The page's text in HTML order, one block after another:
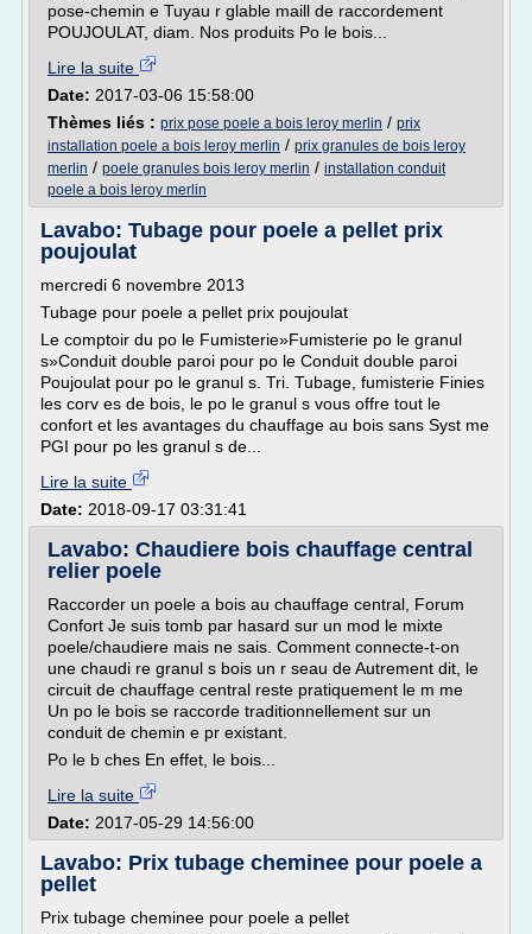
pose-chemin e Tuyau r glable maill de raccordement
POUJOULAT, diam. Nos produits Po le bois...
Lire la suite
Date: 2017-03-06 15:58:00
Thèmes liés : prix pose poele a bois leroy merlin / prix
installation poele a bois leroy merlin / prix granules de bois leroy
merlin / poele granules bois leroy merlin / installation conduit
poele a bois leroy merlin
Lavabo: Tubage pour poele a pellet prix
poujoulat
mercredi 6 novembre 2013
Tubage pour poele a pellet prix poujoulat
Le comptoir du po le Fumisterie»Fumisterie po le granul
s»Conduit double paroi pour po le Conduit double paroi
Poujoulat pour po le granul s. Tri. Tubage, fumisterie Finies
les corv es de bois, le po le granul s vous offre tout le
confort et les avantages du chauffage au bois sans Syst me
PGI pour po les granul s de...
Lire la suite
Date: 2018-09-17 03:31:41
Lavabo: Chaudiere bois chauffage central
relier poele
Raccorder un poele a bois au chauffage central, Forum
Confort Je suis tomb par hasard sur un mod le mixte
poele/chaudiere mais ne sais. Comment connecte-t-on
une chaudi re granul s bois un r seau de Autrement dit, le
circuit de chauffage central reste pratiquement le m me
Un po le bois se raccorde traditionnellement sur un
conduit de chemin e pr existant.
Po le b ches En effet, le bois...
Lire la suite
Date: 2017-05-29 14:56:00
Lavabo: Prix tubage cheminee pour poele a
pellet
Prix tubage cheminee pour poele a pellet